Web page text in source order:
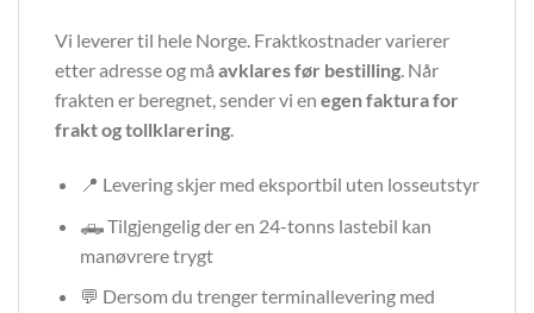
Vi leverer til hele Norge. Fraktkostnader varierer
etter adresse og må avklares før bestilling. Når
frakten er beregnet, sender vi en egen faktura for
frakt og tollklarering.
📍 Levering skjer med eksportbil uten losseutstyr
🛻 Tilgjengelig der en 24-tonns lastebil kan
manøvrere trygt
💬 Dersom du trenger terminallevering med